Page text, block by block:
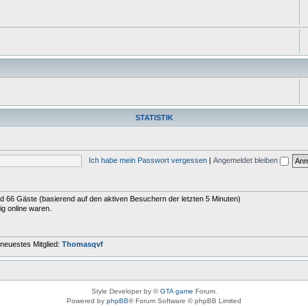
STATISTIK
Ich habe mein Passwort vergessen | Angemeldet bleiben
66 Gäste (basierend auf den aktiven Besuchern der letzten 5 Minuten)
online waren.
Mitglied: Thomasqvf
Style Developer by ©GTA game Forum.
Powered by phpBB® Forum Software © phpBB Limited